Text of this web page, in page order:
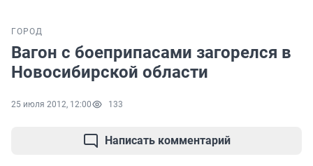
ГОРОД
Вагон с боеприпасами загорелся в
Новосибирской области
25 июля 2012, 12:00 133
Написать комментарий